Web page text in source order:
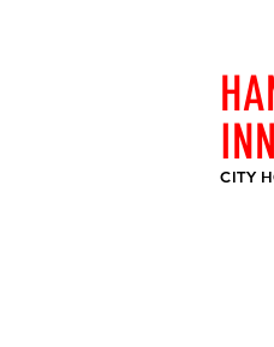
INN
CITY